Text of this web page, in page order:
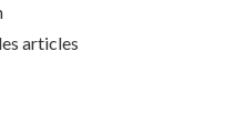
articles